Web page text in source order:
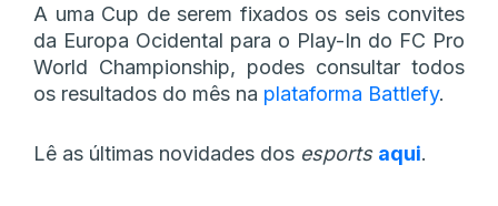
A uma Cup de serem fixados os seis convites
da Europa Ocidental para o Play-In do FC Pro
World Championship, podes consultar todos
os resultados do mês na plataforma Battlefy.
Lê as últimas novidades dos esports aqui.